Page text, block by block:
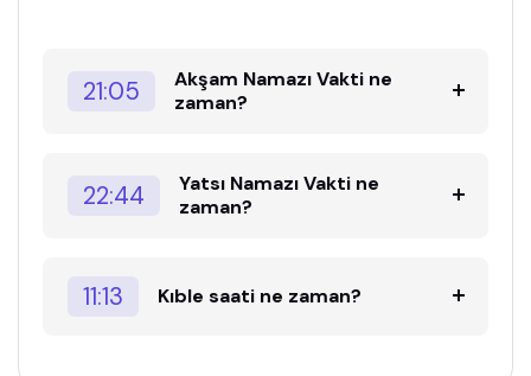
21:05
Akşam Namazı Vakti ne
zaman?
22:44
Yatsı Namazı Vakti ne
zaman?
11:13 Kıble saati ne zaman?